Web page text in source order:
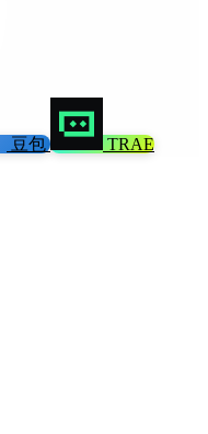
豆包 TRAE